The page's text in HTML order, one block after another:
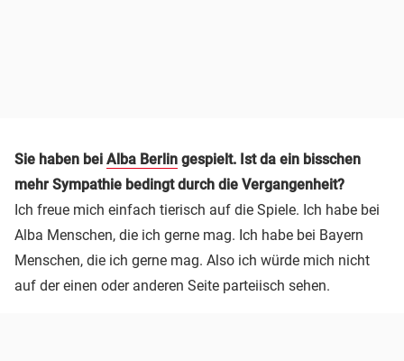
Sie haben bei Alba Berlin gespielt. Ist da ein bisschen
mehr Sympathie bedingt durch die Vergangenheit?
Ich freue mich einfach tierisch auf die Spiele. Ich habe bei
Alba Menschen, die ich gerne mag. Ich habe bei Bayern
Menschen, die ich gerne mag. Also ich würde mich nicht
auf der einen oder anderen Seite parteiisch sehen.